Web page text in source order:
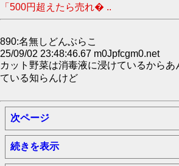
「500円超えたら売れ� ..
890:名無しどんぶらこ
25/09/02 23:48:46.67 m0Jpfcgm0.net
カット野菜は消毒液に浸けているから
ている知らんけど
次ページ
続きを表示